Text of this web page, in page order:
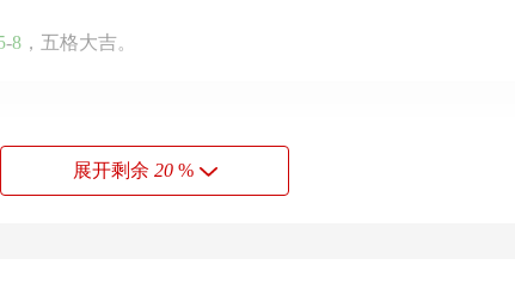
-8 ，五格大吉。
子又好出风头，虽诚恳待人，却容易得罪人面临卷入朋友的是
展开剩余 20%